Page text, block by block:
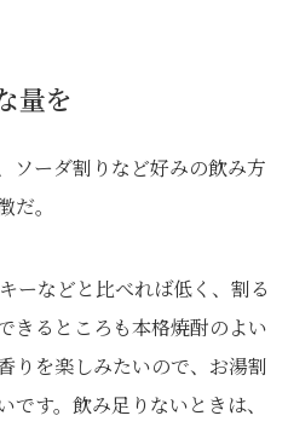
量を
ソーダ割りなど好みの飲み方
。
ーなどと比べれば低く、割る
きるところも本格焼酎のよい
りを楽しみたいので、お湯割
です。飲み足りないときは、